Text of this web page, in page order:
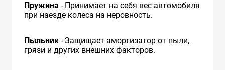
Пружина - Принимает на себя вес автомобиля
при наезде колеса на неровность.
Пыльник - Защищает амортизатор от пыли,
грязи и других внешних факторов.